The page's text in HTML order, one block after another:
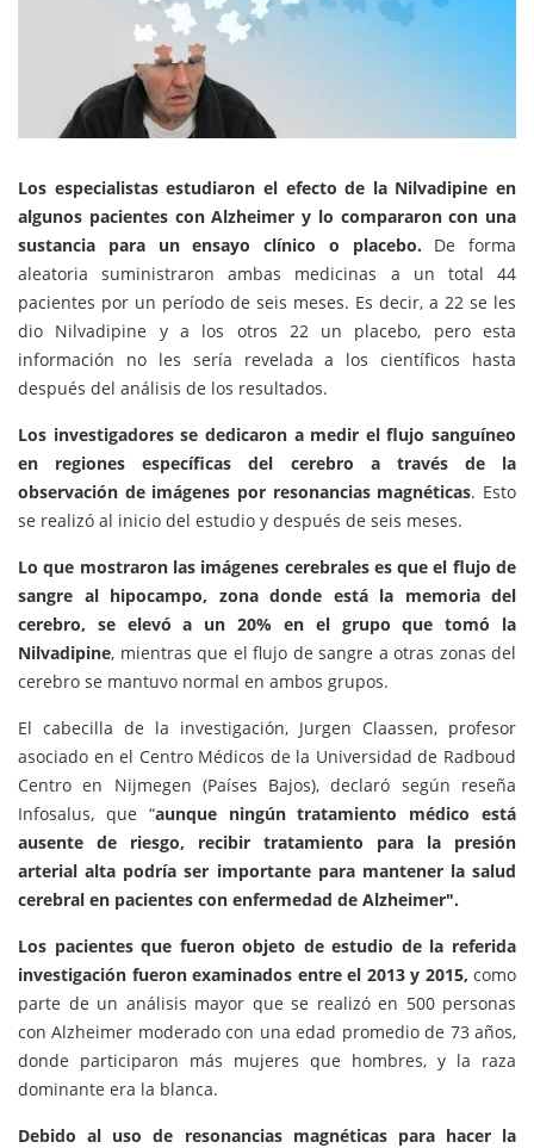
Los especialistas estudiaron el efecto de la Nilvadipine en
algunos pacientes con Alzheimer y lo compararon con una
sustancia para un ensayo clínico o placebo. De forma
aleatoria suministraron ambas medicinas a un total 44
pacientes por un período de seis meses. Es decir, a 22 se les
dio Nilvadipine y a los otros 22 un placebo, pero esta
información no les sería revelada a los científicos hasta
después del análisis de los resultados.
Los investigadores se dedicaron a medir el flujo sanguíneo
en regiones específicas del cerebro a través de la
observación de imágenes por resonancias magnéticas. Esto
se realizó al inicio del estudio y después de seis meses.
Lo que mostraron las imágenes cerebrales es que el flujo de
sangre al hipocampo, zona donde está la memoria del
cerebro, se elevó a un 20% en el grupo que tomó la
Nilvadipine, mientras que el flujo de sangre a otras zonas del
cerebro se mantuvo normal en ambos grupos.
El cabecilla de la investigación, Jurgen Claassen, profesor
asociado en el Centro Médicos de la Universidad de Radboud
Centro en Nijmegen (Países Bajos), declaró según reseña
Infosalus, que “aunque ningún tratamiento médico está
ausente de riesgo, recibir tratamiento para la presión
arterial alta podría ser importante para mantener la salud
cerebral en pacientes con enfermedad de Alzheimer".
Los pacientes que fueron objeto de estudio de la referida
investigación fueron examinados entre el 2013 y 2015, como
parte de un análisis mayor que se realizó en 500 personas
con Alzheimer moderado con una edad promedio de 73 años,
donde participaron más mujeres que hombres, y la raza
dominante era la blanca.
Debido al uso de resonancias magnéticas para hacer la